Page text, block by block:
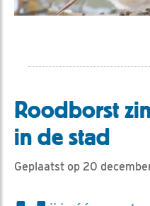
Roodborst
in de stad
Geplaatst op 20